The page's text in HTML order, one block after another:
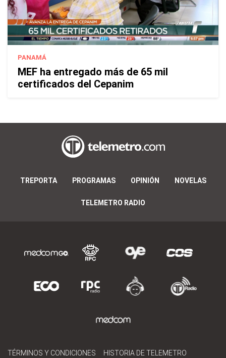
PANAMÁ
MEF ha entregado más de 65 mil
certificados del Cepanim
TREPORTA PROGRAMAS OPINIÓN NOVELAS
TELEMETRO RADIO
TÉRMINOS Y CONDICIONES HISTORIA DE TELEMETRO